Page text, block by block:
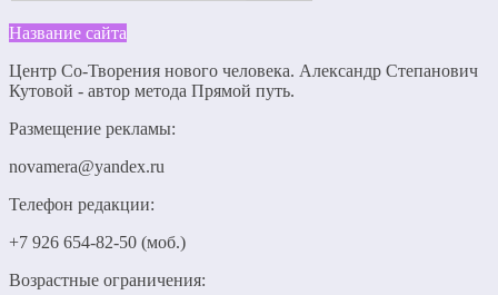
Название сайта
Центр Со-Творения нового человека. Александр Степанович
Кутовой - автор метода Прямой путь.
Размещение рекламы:
novamera@yandex.ru
Телефон редакции:
+7 926 654-82-50 (моб.)
Возрастные ограничения: